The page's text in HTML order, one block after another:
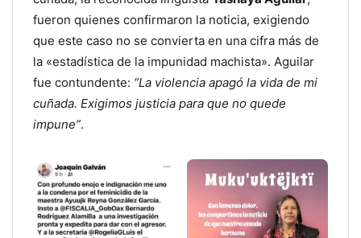
fueron quienes confirmaron la noticia, exigiendo
que este caso no se convierta en una cifra más de
la «estadística de la impunidad machista». Aguilar
fue contundente: “La violencia apagó la vida de mi
cuñada. Exigimos justicia para que no quede
impune”.